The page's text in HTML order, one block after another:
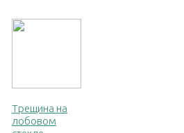
Трещина на
лобовом